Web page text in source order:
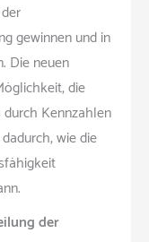
gewinnen und in
Die neuen
die
Kennzahlen
wie die
der